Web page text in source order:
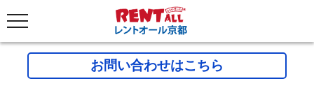
お問い合わせはこちら